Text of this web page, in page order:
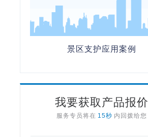
景区支护应用案例
我要获取产品报价
服务专员将在 15秒 内回拨给您